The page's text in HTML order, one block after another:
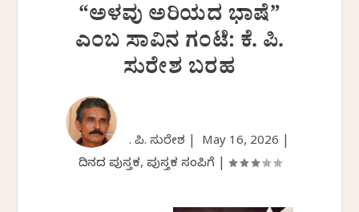
“ಅಳವು ಅರಿಯದ ಭಾಷೆ”
ಎಂಬ ಸಾವಿನ ಗಂಟೆ: ಕೆ. ಪಿ.
ಸುರೇಶ ಬರಹ
ಕೆ. ಪಿ. ಸುರೇಶ | May 16, 2026
ದಿನದ ಪುಸ್ತಕ, ಪುಸ್ತಕ ಸಂಪಿಗೆ